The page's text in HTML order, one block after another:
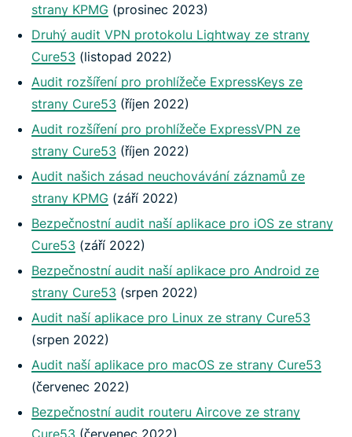
strany KPMG (prosinec 2023)
Druhý audit VPN protokolu Lightway ze strany
Cure53 (listopad 2022)
Audit rozšíření pro prohlížeče ExpressKeys ze
strany Cure53 (říjen 2022)
Audit rozšíření pro prohlížeče ExpressVPN ze
strany Cure53 (říjen 2022)
Audit našich zásad neuchovávání záznamů ze
strany KPMG (září 2022)
Bezpečnostní audit naší aplikace pro iOS ze strany
Cure53 (září 2022)
Bezpečnostní audit naší aplikace pro Android ze
strany Cure53 (srpen 2022)
Audit naší aplikace pro Linux ze strany Cure53
(srpen 2022)
Audit naší aplikace pro macOS ze strany Cure53
(červenec 2022)
Bezpečnostní audit routeru Aircove ze strany
Cure53 (červenec 2022)